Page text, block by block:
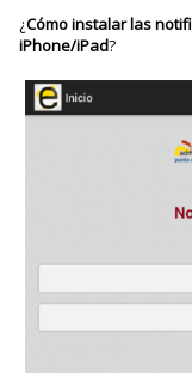
¿Cómo instalar las
iPhone/iPad?